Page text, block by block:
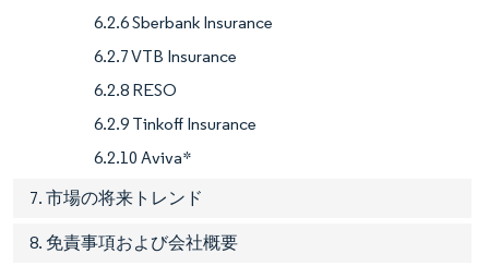
6.2.6 Sberbank Insurance
6.2.7 VTB Insurance
6.2.8 RESO
6.2.9 Tinkoff Insurance
6.2.10 Aviva*
7. 市場の将来トレンド
8. 免責事項および会社概要